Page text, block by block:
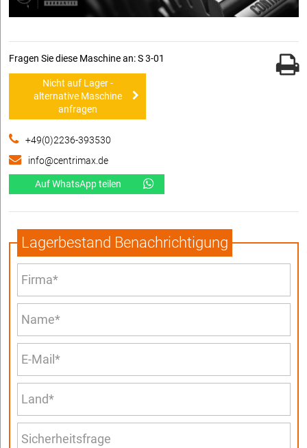
Fragen Sie diese Maschine an: S 3-01
Nicht auf Lager -
alternative Maschine
anfragen
+49(0)2236-393530
info@centrimax.de
Auf WhatsApp teilen
Lagerbestand Benachrichtigung